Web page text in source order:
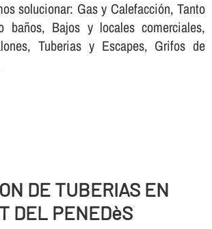
solucionar: Gas y Calefacción, Tanto
baños, Bajos y locales comerciales,
Tuberias y Escapes, Grifos de
DE TUBERIAS EN
DEL PENEDèS